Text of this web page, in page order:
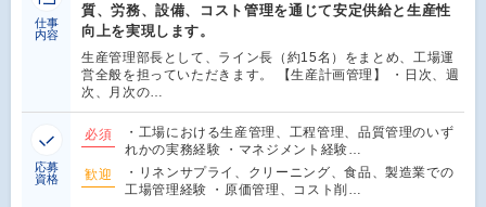
仕事
内容
質、労務、設備、コスト管理を通じて安定供給と生産性
向上を実現します。
生産管理部長として、ライン長（約15名）をまとめ、工場運
営全般を担っていただきます。 【生産計画管理】 ・日次、週
次、月次の…
応募
資格
必須
・工場における生産管理、工程管理、品質管理のいず
れかの実務経験 ・マネジメント経験…
歓迎
・リネンサプライ、クリーニング、食品、製造業での
工場管理経験 ・原価管理、コスト削…